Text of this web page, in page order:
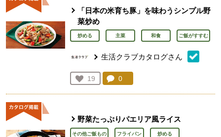
「日本の米育ち豚」を味わうシンプル野
菜炒め
炒める 主菜 和食 ご飯がすすむ
生活クラブカタログさん
お気に入り登録：
19
人が登録
コメント：
0
野菜たっぷりパエリア風ライス
その他ご飯もの フライパン 炒める